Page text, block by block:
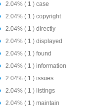
2.04% ( 1 ) case
2.04% ( 1 ) copyright
2.04% ( 1 ) directly
2.04% ( 1 ) displayed
2.04% ( 1 ) found
2.04% ( 1 ) information
2.04% ( 1 ) issues
2.04% ( 1 ) listings
2.04% ( 1 ) maintain